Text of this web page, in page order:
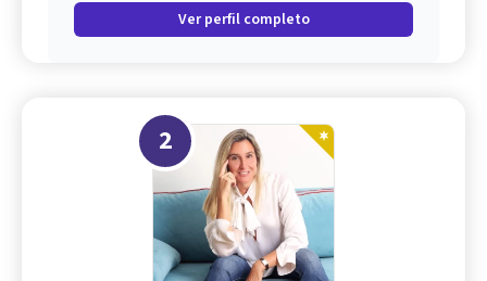
Ver perfil completo
2